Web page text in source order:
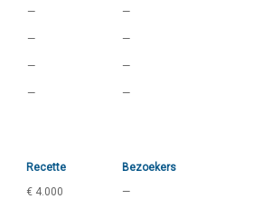
— —
— —
— —
— —
Recette
Bezoekers
€ 4.000 —